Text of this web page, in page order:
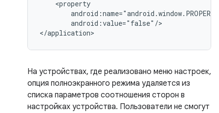
android:value="false"/>
На устройствах, где реализовано меню настроек,
опция полноэкранного режима удаляется из
списка параметров соотношения сторон в
настройках устройства. Пользователи не смогут